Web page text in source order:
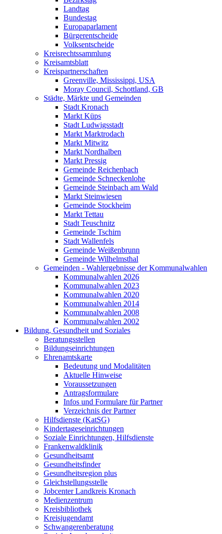
Landtag
Bundestag
Europaparlament
Bürgerentscheide
Volksentscheide
Kreisrechtssammlung
Kreisamtsblatt
Kreispartnerschaften
Greenville, Mississippi, USA
Moray Council, Schottland, GB
Städte, Märkte und Gemeinden
Stadt Kronach
Markt Küps
Stadt Ludwigsstadt
Markt Marktrodach
Markt Mitwitz
Markt Nordhalben
Markt Pressig
Gemeinde Reichenbach
Gemeinde Schneckenlohe
Gemeinde Steinbach am Wald
Markt Steinwiesen
Gemeinde Stockheim
Markt Tettau
Stadt Teuschnitz
Gemeinde Tschirn
Stadt Wallenfels
Gemeinde Weißenbrunn
Gemeinde Wilhelmsthal
Gemeinden - Wahlergebnisse der Kommunalwahlen
Kommunalwahlen 2026
Kommunalwahlen 2023
Kommunalwahlen 2020
Kommunalwahlen 2014
Kommunalwahlen 2008
Kommunalwahlen 2002
Bildung, Gesundheit und Soziales
Beratungsstellen
Bildungseinrichtungen
Ehrenamtskarte
Bedeutung und Modalitäten
Aktuelle Hinweise
Voraussetzungen
Antragsformulare
Infos und Formulare für Partner
Verzeichnis der Partner
Hilfsdienste (KatSG)
Kindertageseinrichtungen
Soziale Einrichtungen, Hilfsdienste
Frankenwaldklinik
Gesundheitsamt
Gesundheitsfinder
Gesundheitsregion plus
Gleichstellungsstelle
Jobcenter Landkreis Kronach
Medienzentrum
Kreisbibliothek
Kreisjugendamt
Schwangerenberatung